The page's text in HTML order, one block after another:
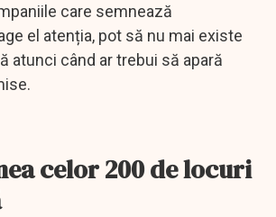
care semnează
el atenția, pot să nu mai existe
atunci când ar trebui să apară
celor 200 de locuri